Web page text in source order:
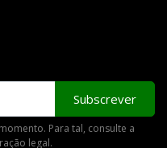
Subscrever
Para tal, consulte a
legal.